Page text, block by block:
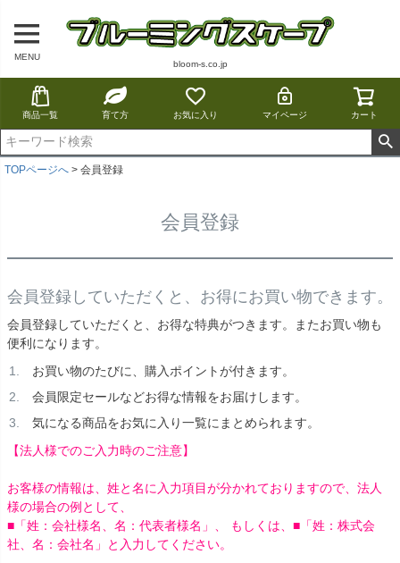
MENU
bloom-s.co.jp
商品一覧 育て方 お気に入り マイページ カート
TOPページへ 会員登録
会員登録
会員登録していただくと、お得にお買い物できます。
会員登録していただくと、お得な特典がつきます。またお買い物も
便利になります。
お買い物のたびに、購入ポイントが付きます。
会員限定セールなどお得な情報をお届けします。
気になる商品をお気に入り一覧にまとめられます。
【法人様でのご入力時のご注意】
お客様の情報は、姓と名に入力項目が分かれておりますので、法人
様の場合の例として、
■「姓：会社様名、名：代表者様名」、 もしくは、■「姓：株式会
社、名：会社名」と入力してください。